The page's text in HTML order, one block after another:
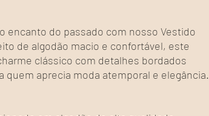
encanto do passado com nosso Vestido
de algodão macio e confortável, este
clássico com detalhes bordados
quem aprecia moda atemporal e elegância.